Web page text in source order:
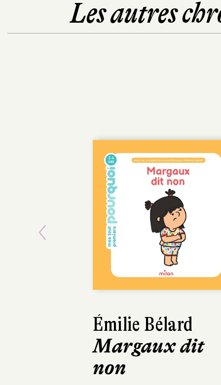
Les autres
Émilie Bélard
Margaux dit
non
Previous